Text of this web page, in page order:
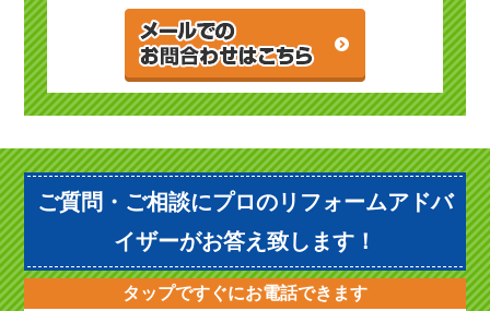
ご質問・ご相談にプロのリフォームアドバ
イザーがお答え致します！
タップですぐにお電話できます